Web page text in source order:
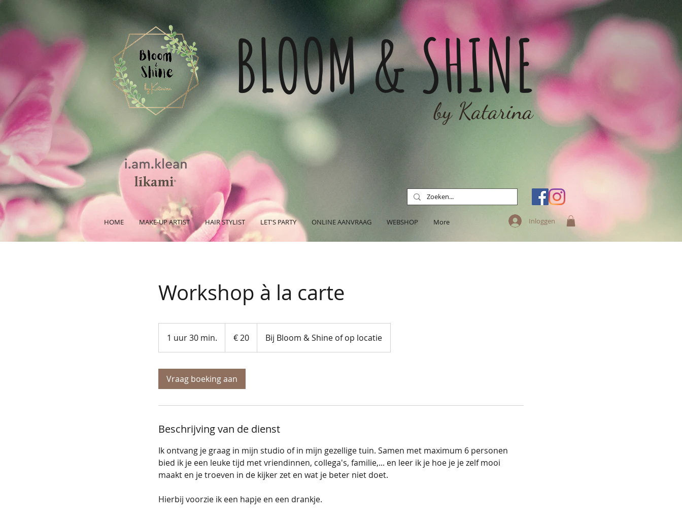
BLOOM & SHINE
by Katarina
Inloggen
HOME MAKE-UP ARTIST HAIR STYLIST LET'S PARTY ONLINE AANVRAAG WEBSHOP More
Workshop à la carte
1 uur 30 min.
u
0
.
€ 20 Bij Bloom & Shine of op locatie
Vraag boeking aan
Beschrijving van de dienst
Ik ontvang je graag in mijn studio of in mijn gezellige tuin. Samen met maximum 6 personen
bied ik je een leuke tijd met vriendinnen, collega's, familie,... en leer ik je hoe je je zelf mooi
maakt en je troeven in de kijker zet en wat je beter niet doet.
Hierbij voorzie ik een hapje en een drankje.